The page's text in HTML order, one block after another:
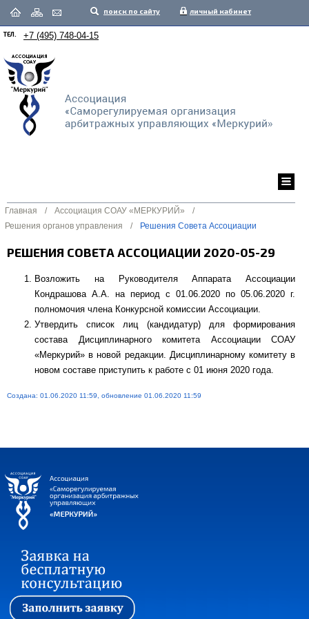
поиск по сайту личный кабинет
ТЕЛ. +7 (495) 748-04-15
Главная / Ассоциация СОАУ «МЕРКУРИЙ»
/
Решения органов управления
/ Решения Совета Ассоциации
РЕШЕНИЯ СОВЕТА АССОЦИАЦИИ 2020-05-29
Возложить на Руководителя Аппарата Ассоциации
Кондрашова А.А. на период с 01.06.2020 по 05.06.2020 г.
полномочия члена Конкурсной комиссии Ассоциации.
Утвердить список лиц (кандидатур) для формирования
состава Дисциплинарного комитета Ассоциации СОАУ
«Меркурий» в новой редакции. Дисциплинарному комитету в
новом составе приступить к работе с 01 июня 2020 года.
Создана: 01.06.2020 11:59, обновление 01.06.2020 11:59